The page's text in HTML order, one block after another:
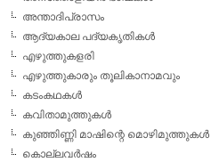
അന്താദിപ്രാസം
ആദ്യകാല പദ്യകൃതികള്‍
എഴുത്തുകളരി
എഴുത്തുകാരും തൂലികാനാമവും
കടംകഥകള്‍
കവിതാമുത്തുകള്‍
കുഞ്ഞിണ്ണി മാഷിന്റെ മൊഴിമുത്തുകള്‍
കൊല്ലവര്‍ഷം